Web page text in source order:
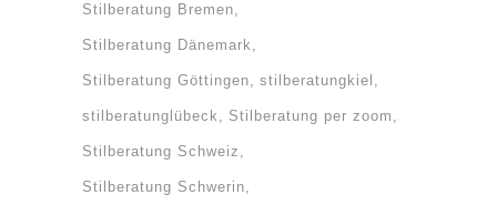
Stilberatung Bremen
Stilberatung Dänemark
Stilberatung Göttingen stilberatungkiel
stilberatunglübeck Stilberatung per zoom
Stilberatung Schweiz
Stilberatung Schwerin